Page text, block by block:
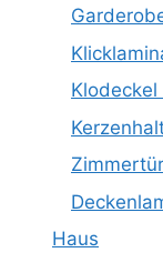
Haus